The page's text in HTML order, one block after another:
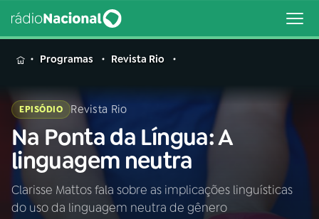
MENU
Buscar
na
Rádio
Nacional
Buscar
AO VIVO
Programas Revista Rio
EPISÓDIO Revista Rio
Na Ponta da Língua: A
linguagem neutra
Clarisse Mattos fala sobre as implicações linguísticas
do uso da linguagem neutra de gênero